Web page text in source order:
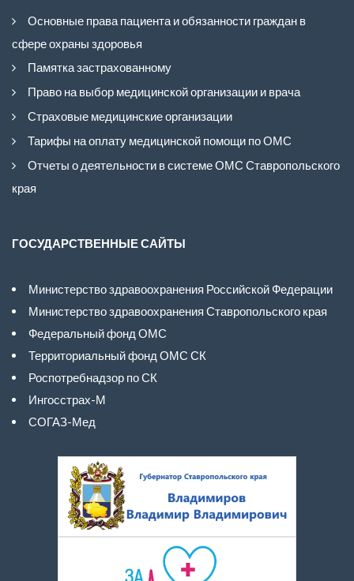
Основные права пациента и обязанности граждан в
сфере охраны здоровья
Памятка застрахованному
Право на выбор медицинской организации и врача
Страховые медицинские организации
Тарифы на оплату медицинской помощи по ОМС
Отчеты о деятельности в системе ОМС Ставропольского
края
ГОСУДАРСТВЕННЫЕ САЙТЫ
Министерство здравоохранения Российской Федерации
Министерство здравоохранения Ставропольского края
Федеральный фонд ОМС
Территориальный фонд ОМС СК
Роспотребнадзор по СК
Ингосстрах-М
СОГАЗ-Мед